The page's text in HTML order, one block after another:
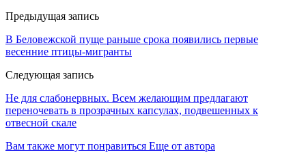
Предыдущая запись
В Беловежской пуще раньше срока появились первые
весенние птицы-мигранты
Следующая запись
Не для слабонервных. Всем желающим предлагают
переночевать в прозрачных капсулах, подвешенных к
отвесной скале
Вам также могут понравиться Еще от автора